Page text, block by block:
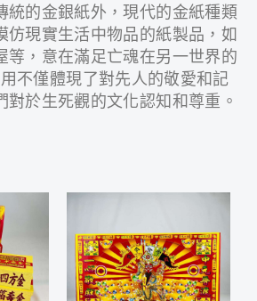
統的金銀紙外，現代的金紙種類
仿現實生活中物品的紙製品，如
等，意在滿足亡魂在另一世界的
不僅體現了對先人的敬愛和記
對於生死觀的文化認知和尊重。